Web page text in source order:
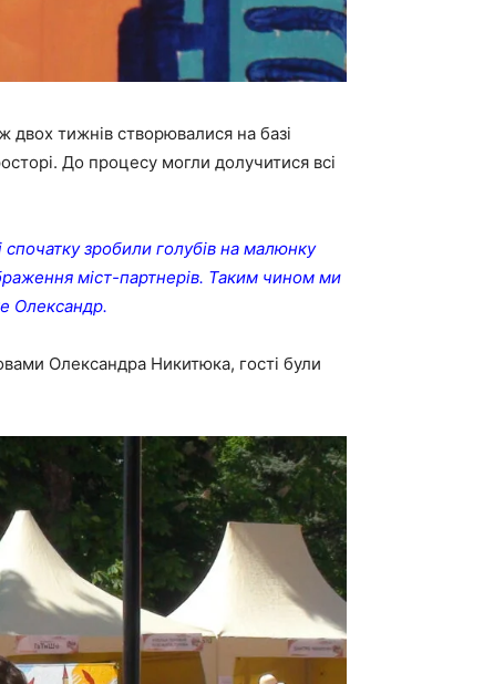
тижнів створювалися на базі
До процесу могли долучитися всі
зробили голубів на малюнку
міст-партнерів. Таким чином ми
Олександр.
Олександра Никитюка, гості були